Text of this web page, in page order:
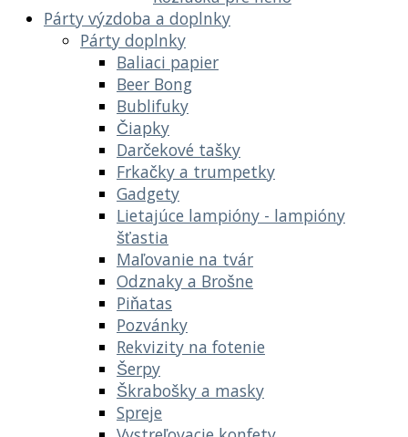
Párty výzdoba a doplnky
Párty doplnky
Baliaci papier
Beer Bong
Bublifuky
Čiapky
Darčekové tašky
Frkačky a trumpetky
Gadgety
Lietajúce lampióny - lampióny
šťastia
Maľovanie na tvár
Odznaky a Brošne
Piňatas
Pozvánky
Rekvizity na fotenie
Šerpy
Škrabošky a masky
Spreje